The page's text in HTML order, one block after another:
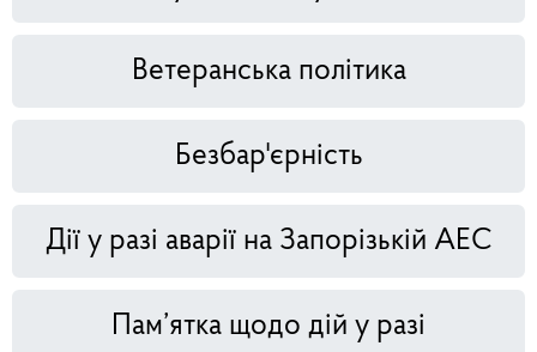
Ветеранська політика
Безбар'єрність
Дії у разі аварії на Запорізькій АЕС
Пам’ятка щодо дій у разі